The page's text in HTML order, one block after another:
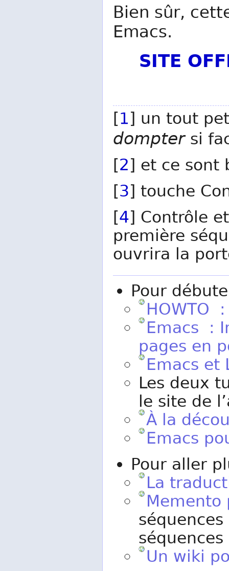
Bien sûr,
Emacs.
SITE
[1] un tout
domptersi
[2] et ce sont
[3] touche
[4] Contrôle
première
ouvrira la
Pour
HOWTO
Emacs :
pages en
Emacs et
Les deux
le site de
À la
Emacs
Pour aller
La
Memento
Un wiki